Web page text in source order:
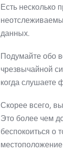
Есть несколько
данных.
Подумайте обо
чрезвычайной
когда
Скорее всего,
Это более чем
беспокоиться о